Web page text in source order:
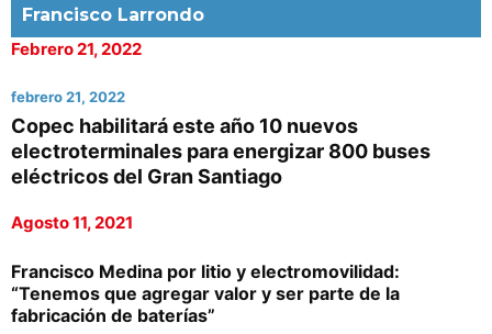
Francisco Larrondo
Febrero 21, 2022
febrero 21, 2022
Copec habilitará este año 10 nuevos
electroterminales para energizar 800 buses
eléctricos del Gran Santiago
Agosto 11, 2021
Francisco Medina por litio y electromovilidad:
“Tenemos que agregar valor y ser parte de la
fabricación de baterías”